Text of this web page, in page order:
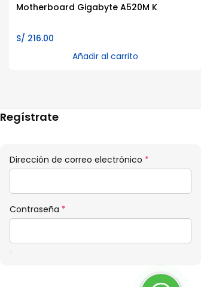
Motherboard Gigabyte A520M K
S/ 216.00
Añadir al carrito
Regístrate
Dirección de correo electrónico *
Contraseña *